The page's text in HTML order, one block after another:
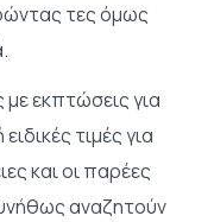
τες όμως
εκπτώσεις για
τιμές για
και οι παρέες
αναζητούν